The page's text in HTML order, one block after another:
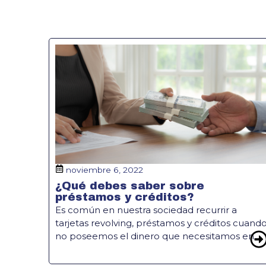
noviembre 6, 2022
¿Qué debes saber sobre
préstamos y créditos?
Es común en nuestra sociedad recurrir a
tarjetas revolving, préstamos y créditos
no poseemos el dinero que necesitamos en...